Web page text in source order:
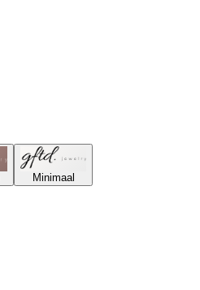
Minimaal